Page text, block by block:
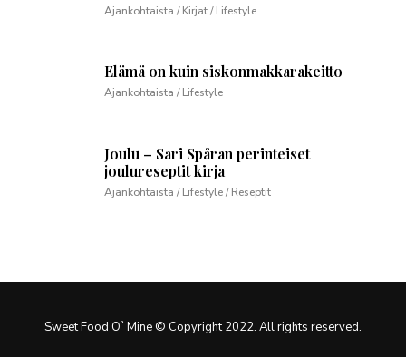
Ajankohtaista / Kirjat / Lifestyle
Elämä on kuin siskonmakkarakeitto
Ajankohtaista / Lifestyle
Joulu – Sari Spåran perinteiset
joulureseptit kirja
Ajankohtaista / Lifestyle / Reseptit
Sweet Food O`Mine © Copyright 2022. All rights reserved.